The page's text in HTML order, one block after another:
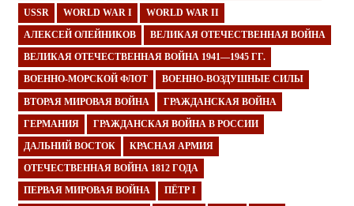
USSR WORLD WAR I WORLD WAR II
АЛЕКСЕЙ ОЛЕЙНИКОВ ВЕЛИКАЯ ОТЕЧЕСТВЕННАЯ ВОЙНА
ВЕЛИКАЯ ОТЕЧЕСТВЕННАЯ ВОЙНА 1941—1945 ГГ.
ВОЕННО-МОРСКОЙ ФЛОТ ВОЕННО-ВОЗДУШНЫЕ СИЛЫ
ВТОРАЯ МИРОВАЯ ВОЙНА ГРАЖДАНСКАЯ ВОЙНА
ГЕРМАНИЯ ГРАЖДАНСКАЯ ВОЙНА В РОССИИ
ДАЛЬНИЙ ВОСТОК КРАСНАЯ АРМИЯ
ОТЕЧЕСТВЕННАЯ ВОЙНА 1812 ГОДА
ПЕРВАЯ МИРОВАЯ ВОЙНА ПЁТР I